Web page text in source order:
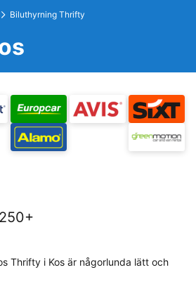
Biluthyrning Thrifty
250+
Thrifty i Kos är någorlunda lätt och